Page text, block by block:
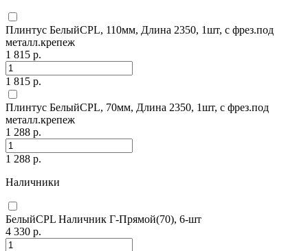
Плинтус БелыйCPL, 110мм, Длина 2350, 1шт, с фрез.под
металл.крепеж
1 815 р.
1 815 р.
Плинтус БелыйCPL, 70мм, Длина 2350, 1шт, с фрез.под
металл.крепеж
1 288 р.
1 288 р.
Наличники
БелыйCPL Наличник Г-Прямой(70), 6-шт
4 330 р.